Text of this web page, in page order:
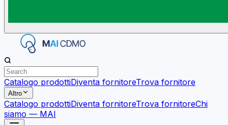
Catalogo prodottiDiventa fornitoreTrova fornitore
Altro
Catalogo prodottiDiventa fornitoreTrova fornitoreChi
siamo — MAI